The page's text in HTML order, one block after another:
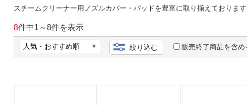
お客様サポート
ご利用ガイド
よくある質問・お問合せ
スチームクリーナー用ノズルカバー・パッドを豊富に取り揃えております
8件中1 ～8件を表示
絞り込む 販売終了商品を含め